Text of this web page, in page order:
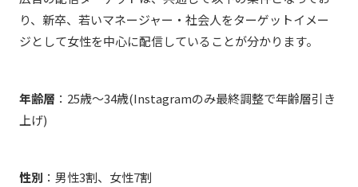
り、 新卒、若いマネージャー・社会人をターゲットイメー
ジとして女性を中心に配信していることが分かります。
年齢層 ：25歳～34歳(Instagramのみ最終調整で年齢層引き
上げ)
性別 ：男性3割、 女性7割